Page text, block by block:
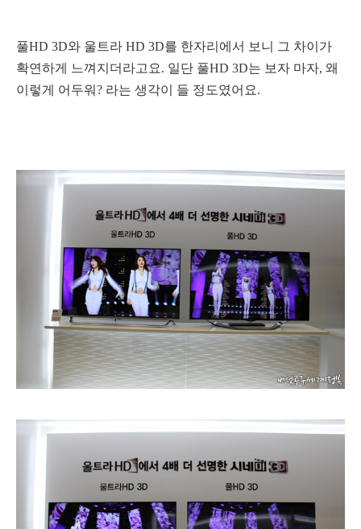
풀HD 3D와 울트라 HD 3D를 한자리에서 보니 그 차이가
확연하게 느껴지더라고요. 일단 풀HD 3D는 보자 마자, 왜
이렇게 어두워? 라는 생각이 들 정도였어요.